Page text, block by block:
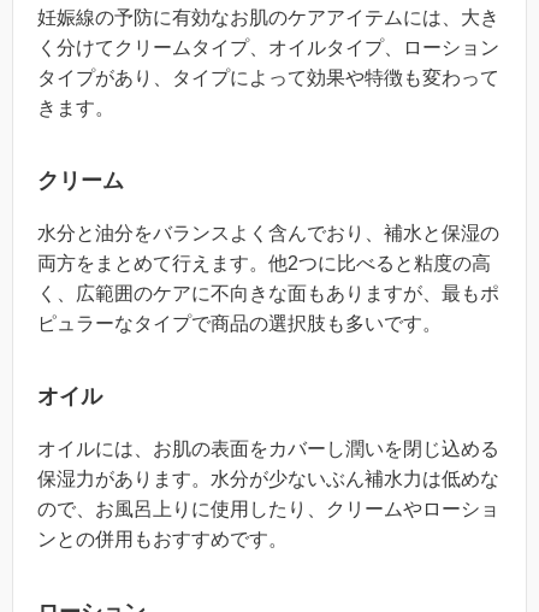
妊娠線の予防に有効なお肌のケアアイテムには、大き
く分けてクリームタイプ、オイルタイプ、ローション
タイプがあり、タイプによって効果や特徴も変わって
きます。
クリーム
水分と油分をバランスよく含んでおり、補水と保湿の
両方をまとめて行えます。他2つに比べると粘度の高
く、広範囲のケアに不向きな面もありますが、最もポ
ピュラーなタイプで商品の選択肢も多いです。
オイル
オイルには、お肌の表面をカバーし潤いを閉じ込める
保湿力があります。水分が少ないぶん補水力は低めな
ので、お風呂上りに使用したり、クリームやローショ
ンとの併用もおすすめです。